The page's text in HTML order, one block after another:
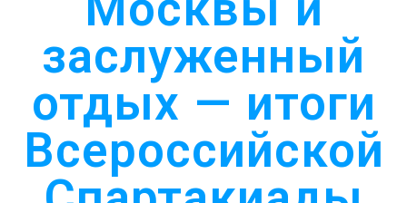
заслуженный
отдых — итоги
Всероссийской